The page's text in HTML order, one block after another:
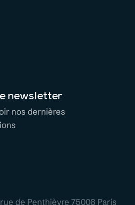
newsletter
nos dernières
de Penthièvre 75008 Paris